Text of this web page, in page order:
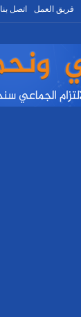
اتصل بنا فريق العمل